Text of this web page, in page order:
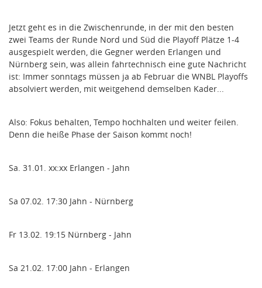
Jetzt geht es in die Zwischenrunde, in der mit den besten
zwei Teams der Runde Nord und Süd die Playoff Plätze 1-4
ausgespielt werden, die Gegner werden Erlangen und
Nürnberg sein, was allein fahrtechnisch eine gute Nachricht
ist: Immer sonntags müssen ja ab Februar die WNBL Playoffs
absolviert werden, mit weitgehend demselben Kader...
Also: Fokus behalten, Tempo hochhalten und weiter feilen.
Denn die heiße Phase der Saison kommt noch!
Sa. 31.01. xx:xx Erlangen - Jahn
Sa 07.02. 17:30 Jahn - Nürnberg
Fr 13.02. 19:15 Nürnberg - Jahn
Sa 21.02. 17:00 Jahn - Erlangen